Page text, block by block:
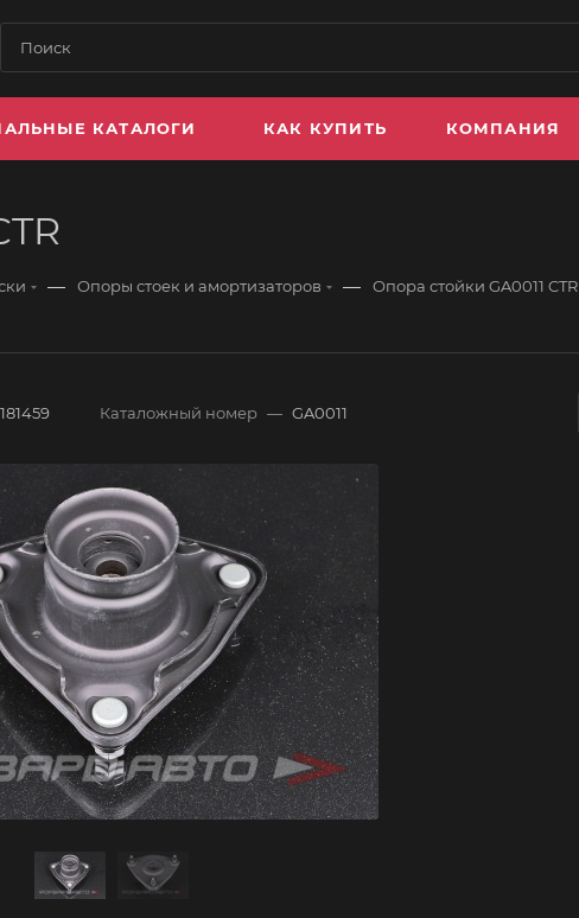
КАТАЛОГИ КАК КУПИТЬ КОМПАНИЯ
— Опоры стоек и амортизаторов — Опора стойки GA0011 CTR
181459 Каталожный номер — GA0011